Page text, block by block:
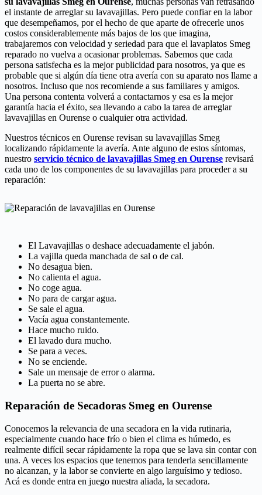
el instante de arreglar su lavavajillas. Pero puede confiar en la labor
que desempeñamos, por el hecho de que aparte de ofrecerle unos
costos considerablemente más bajos de los que imagina,
trabajaremos con velocidad y seriedad para que el lavaplatos Smeg
reparado no vuelva a ocasionar problemas. Sabemos que cada
persona satisfecha es la mejor publicidad para nosotros, ya que es
probable que si algún día tiene otra avería con su aparato nos llame a
nosotros. Incluso que nos recomiende a sus familiares y amigos.
Una persona contenta volverá a contactarnos y esa es la mejor
garantía hacia el éxito, sea llevando a cabo la tarea de arreglar
lavavajillas en Ourense o cualquier otra actividad.
Nuestros técnicos en Ourense revisan su lavavajillas Smeg
localizando rápidamente la avería. Ante alguno de estos síntomas,
nuestro servicio técnico de lavavajillas Smeg en Ourense revisará
cada uno de los componentes de su lavavajillas para proceder a su
reparación:
El Lavavajillas o deshace adecuadamente el jabón.
La vajilla queda manchada de sal o de cal.
No desagua bien.
No calienta el agua.
No coge agua.
No para de cargar agua.
Se sale el agua.
Vacía agua constantemente.
Hace mucho ruido.
El lavado dura mucho.
Se para a veces.
No se enciende.
Sale un mensaje de error o alarma.
La puerta no se abre.
Reparación de Secadoras Smeg en Ourense
Conocemos la relevancia de una secadora en la vida rutinaria,
especialmente cuando hace frío o bien el clima es húmedo, es
realmente difícil secar rápidamente la ropa que se lava sin contar con
una. A veces los espacios que tenemos para tenderla sencillamente
no alcanzan, y la labor se convierte en algo larguísimo y tedioso.
Acá es donde entra en juego nuestra aliada, la secadora.